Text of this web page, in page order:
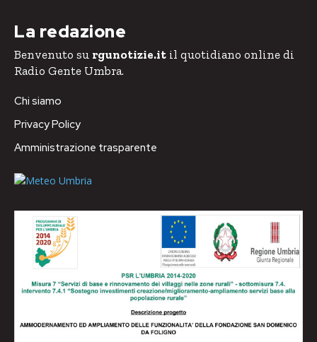
La redazione
Benvenuto su rgunotizie.it il quotidiano online di
Radio Gente Umbra.
Chi siamo
Privacy Policy
Amministrazione trasparente